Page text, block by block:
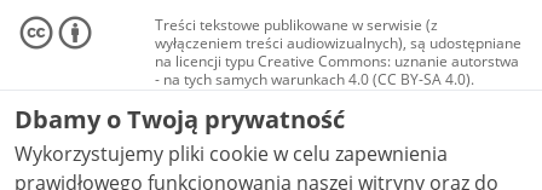
Treści tekstowe publikowane w serwisie (z
wyłączeniem treści audiowizualnych), są udostępniane
na licencji typu Creative Commons: uznanie autorstwa
- na tych samych warunkach 4.0 (CC BY-SA 4.0).
Materiały audiowizualne, w tym zdjęcia, materiały
audio i wideo, są udostępniane na licencji typu
Creative Commons: uznanie autorstwa użycie
niekomercyjne - bez utworów zależnych 4.0 (CC BY-
NC-ND 4.0), o ile nie jest to stwierdzone inaczej.
Dbamy o Twoją prywatność
Wykorzystujemy pliki cookie w celu zapewnienia
prawidłowego funkcjonowania naszej witryny oraz do